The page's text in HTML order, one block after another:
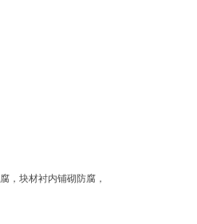
，块材衬内铺砌防腐，